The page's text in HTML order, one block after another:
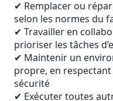
✔ Remplacer ou
selon les normes du
✔ Travailler en
prioriser les tâches
✔ Maintenir un
propre, en
sécurité
✔ Exécuter toutes